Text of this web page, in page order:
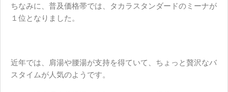
ちなみに、普及価格帯では、タカラスタンダードのミーナが
１位となりました。
近年では、肩湯や腰湯が支持を得ていて、ちょっと贅沢なバ
スタイムが人気のようです。